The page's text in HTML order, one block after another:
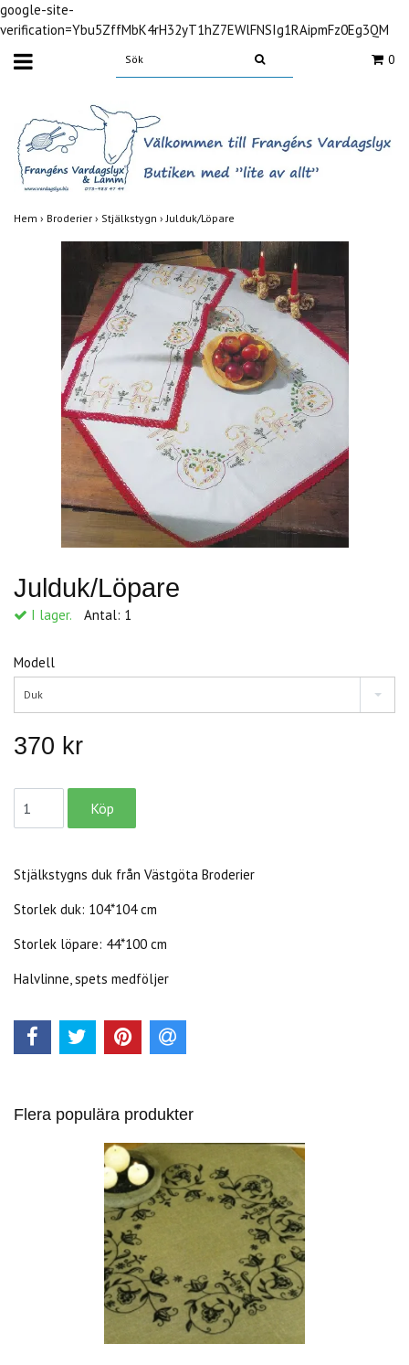
google-site-
verification=Ybu5ZffMbK4rH32yT1hZ7EWlFNSIg1RAipmFz0Eg3QM
0
Hem › Broderier › Stjälkstygn ›Julduk/Löpare
Julduk/Löpare
I lager. Antal: 1
Modell
Duk
370 kr
Stjälkstygns duk från Västgöta Broderier
Storlek duk: 104*104 cm
Storlek löpare: 44*100 cm
Halvlinne, spets medföljer
Flera populära produkter